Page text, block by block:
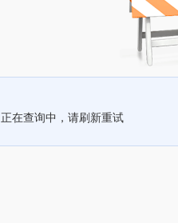
正在查询中，请刷新重试